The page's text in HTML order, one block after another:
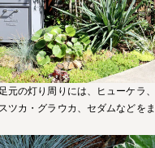
元の灯り周りには、ヒューケラ
ツカ・グラウカ、セダムなどをま